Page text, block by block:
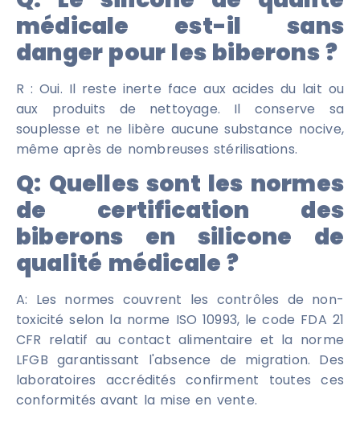
médicale est-il sans
danger pour les biberons ?
R : Oui. Il reste inerte face aux acides du lait ou
aux produits de nettoyage. Il conserve sa
souplesse et ne libère aucune substance nocive,
même après de nombreuses stérilisations.
Q: Quelles sont les normes
de certification des
biberons en silicone de
qualité médicale ?
A: Les normes couvrent les contrôles de non-
toxicité selon la norme ISO 10993, le code FDA 21
CFR relatif au contact alimentaire et la norme
LFGB garantissant l'absence de migration. Des
laboratoires accrédités confirment toutes ces
conformités avant la mise en vente.